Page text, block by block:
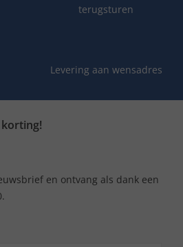
terugsturen
Levering aan wensadres
en ontvang als dank een